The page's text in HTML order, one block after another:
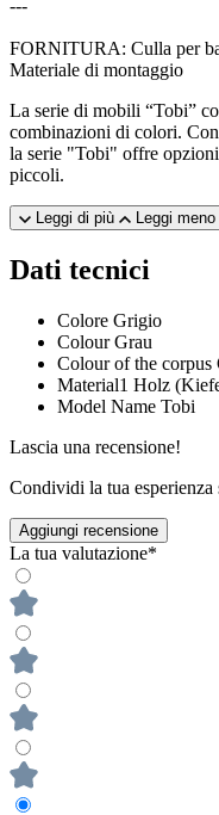
---
FORNITURA: Culla per
Materiale di montaggio
La serie di mobili “Tobi”
combinazioni di colori.
la serie "Tobi" offre
piccoli.
Leggi di più Leggi meno
Dati tecnici
Colore Grigio
Colour Grau
Colour of the corpus
Material1 Holz
Model Name Tobi
Lascia una recensione!
Condividi la tua
Aggiungi recensione
La tua valutazione*